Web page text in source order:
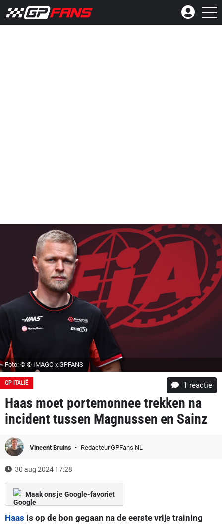
Foto: © © IMAGO x GPFANS
GP ITALIË 1 reactie
Haas moet portemonnee trekken na
incident tussen Magnussen en Sainz
Vincent Bruins Redacteur GPFans NL
30 aug 2024 17:28
Maak ons je Google-favoriet
Haas is op de bon gegaan na de eerste vrije training